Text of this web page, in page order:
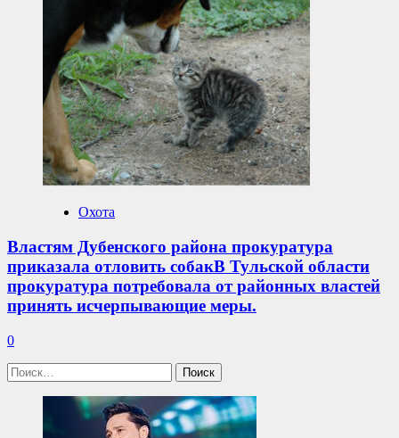
Охота
Властям Дубенского района прокуратура
приказала отловить собакВ Тульской области
прокуратура потребовала от районных властей
принять исчерпывающие меры.
0
Найти: